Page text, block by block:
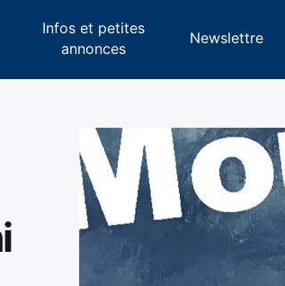
Infos et petites
annonces
Newslettre